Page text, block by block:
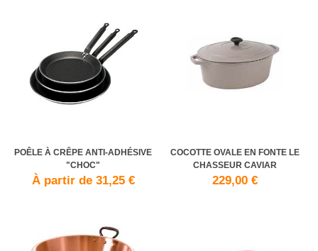
POÊLE À CRÊPE ANTI-ADHÉSIVE
"CHOC"
À partir de 31,25 €
COCOTTE OVALE EN FONTE LE
CHASSEUR CAVIAR
229,00 €